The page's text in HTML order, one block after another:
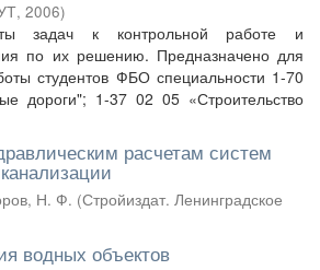
, 2006)
задач к контрольной работе и
по их решению. Предназначено для
студентов ФБО специальности 1-70
дороги"; 1-37 02 05 «Строительство
расчетам систем
Н. Ф. (Стройиздат. Ленинградское
водных объектов